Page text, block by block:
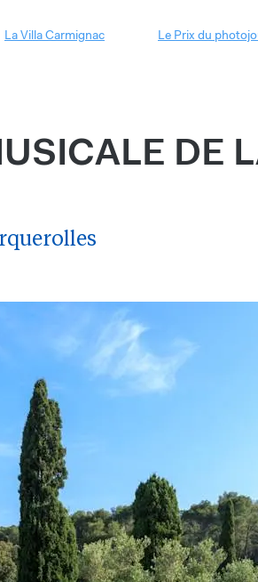
La Villa Carmignac Le Prix du
DE